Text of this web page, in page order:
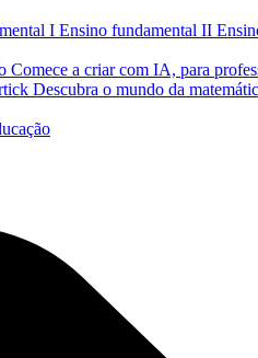
I Ensino fundamental II
Comece a criar com IA, para
Descubra o mundo da